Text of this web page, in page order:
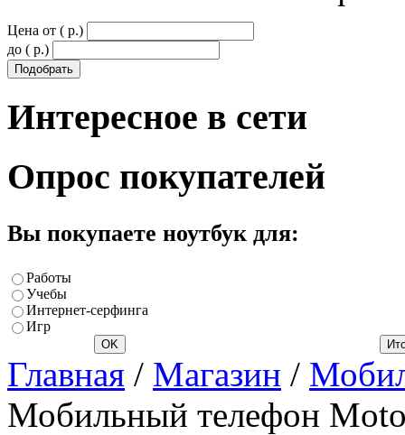
Цена от ( p.)
до ( p.)
Интересное в сети
Опрос покупателей
Вы покупаете ноутбук для:
Работы
Учебы
Интернет-серфинга
Игр
Главная / Магазин /
Мобильный телефон